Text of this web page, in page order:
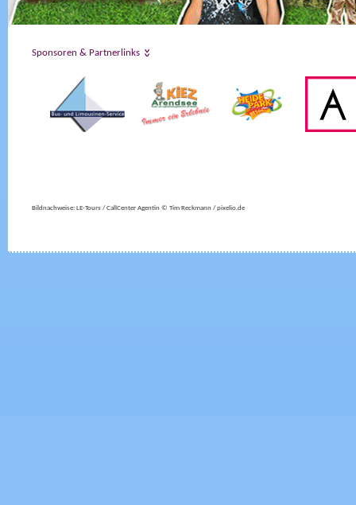
Sponsoren & Partnerlinks
Bildnachweise: LE-Tours / CallCenter Agentin © Tim Reckmann / pixelio.de